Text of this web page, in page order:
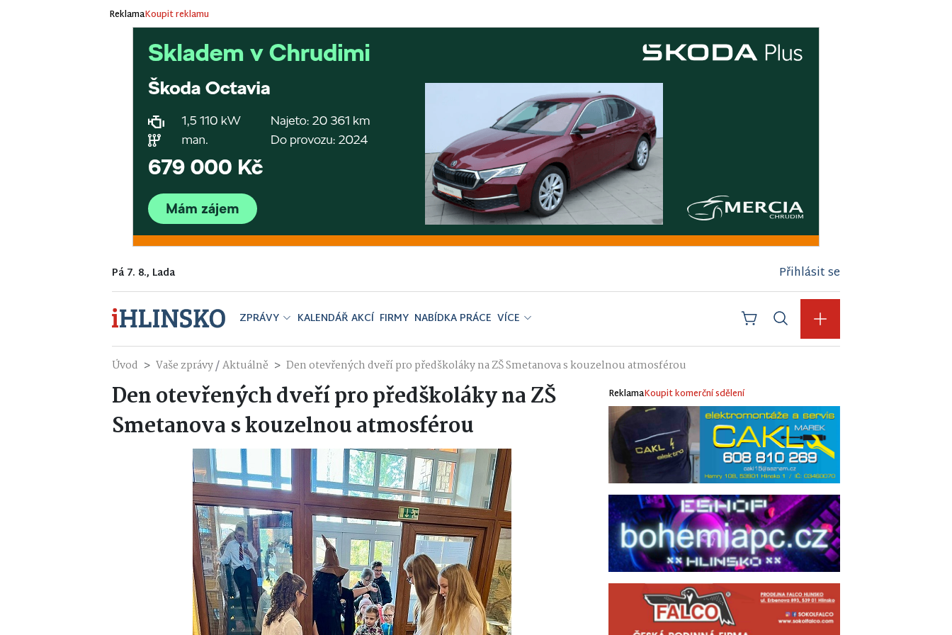
ReklamaKoupit reklamu
Pá 7. 8., Lada Přihlásit se
ZPRÁVY KALENDÁŘ AKCÍ FIRMY NABÍDKA PRÁCE VÍCE
Úvod Vaše zprávy/Aktuálně Den otevřených dveří pro předškoláky na ZŠ Smetanova s kouzelnou atmosférou
Den otevřených dveří pro předškoláky na ZŠ
Smetanova s kouzelnou atmosférou
ReklamaKoupit komerční sdělení